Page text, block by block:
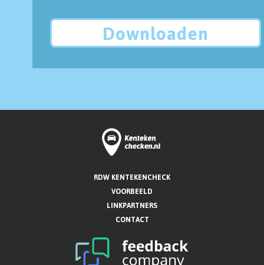
Downloaden
RDW KENTEKENCHECK
VOORBEELD
LINKPARTNERS
CONTACT